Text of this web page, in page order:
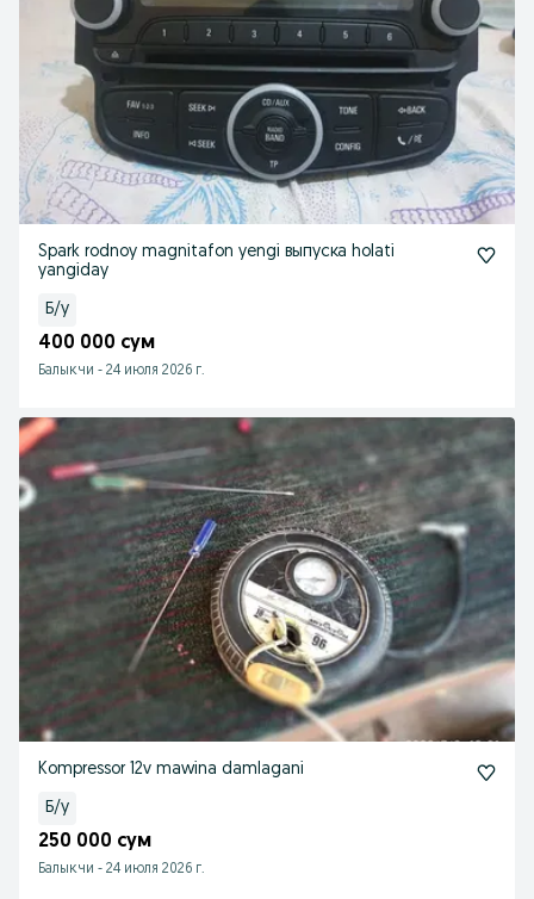
Spark rodnoy magnitafon yengi выпуска holati
yangiday
Б/у
400 000 сум
Балыкчи - 24 июля 2026 г.
Kompressor 12v mawina damlagani
Б/у
250 000 сум
Балыкчи - 24 июля 2026 г.